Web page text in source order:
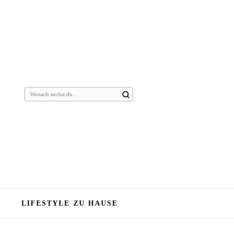
Suchst
LIFESTYLE ZU HAUSE